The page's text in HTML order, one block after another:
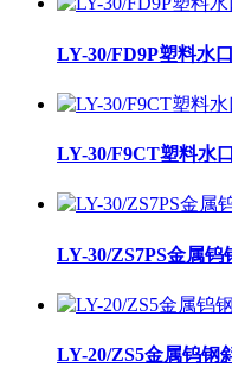
LY-30/FD9P塑料水
LY-30/F9CT塑料水
LY-30/ZS7PS金属
LY-20/ZS5金属钨钢